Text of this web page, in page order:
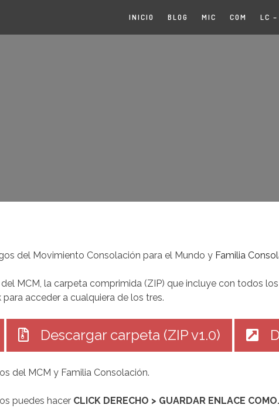
INICIO BLOG MIC COM LC –
del Movimiento Consolación para el Mundo y Familia
MCM, la carpeta comprimida (ZIP) que incluye con todos
acceder a cualquiera de los tres.
Descargar carpeta (ZIP v1.0)
del MCM y Familia Consolación.
puedes hacer CLICK DERECHO > GUARDAR ENLACE